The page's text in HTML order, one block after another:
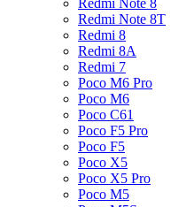
Redmi Note 8
Redmi Note 8T
Redmi 8
Redmi 8A
Redmi 7
Poco M6 Pro
Poco M6
Poco C61
Poco F5 Pro
Poco F5
Poco X5
Poco X5 Pro
Poco M5